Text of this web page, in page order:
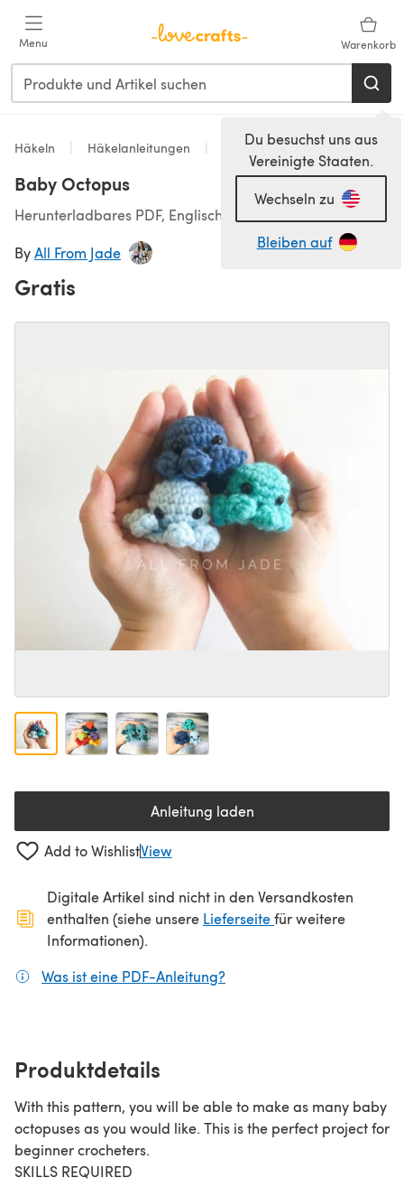
Menu Warenkorb
Du besuchst uns aus
Vereinigte Staaten.
Wechseln zu
Bleiben auf
Häkeln Häkelanleitungen Spielzeug
Baby Octopus
Herunterladbares PDF, Englisch, Französisch
ByAll From Jade
Gratis
Anleitung laden(öffnet sich in einem neuen
Add to WishlistView
Digitale Artikel sind nicht in den Versandkosten
enthalten (siehe unsere Lieferseite(öffnet sich in
für weitere
Informationen).
Was ist eine PDF-Anleitung?
Produktdetails
With this pattern, you will be able to make as many baby
octopuses as you would like. This is the perfect project for
beginner crocheters.
SKILLS REQUIRED